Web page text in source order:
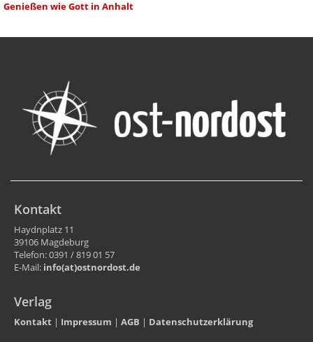
Genießen wie Gott in Anhalt
Kontakt
Haydnplatz 11
39106 Magdeburg
Telefon: 0391 / 819 01 57
E-Mail: info(at)ostnordost.de
Verlag
Kontakt | Impressum | AGB | Datenschutzerklärung